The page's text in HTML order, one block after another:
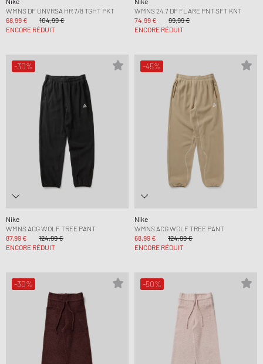
WMNS DF UNVRSA HR 7/8 TGHT PKT
68,99 €
104,99 €
ENCORE RÉDUIT
WMNS 24.7 DF FLARE PNT SFT KNT
74,99 €
99,99 €
ENCORE RÉDUIT
-30%
Nike
WMNS ACG WOLF TREE PANT
87,99 €
124,99 €
ENCORE RÉDUIT
-45%
Nike
WMNS ACG WOLF TREE PANT
68,99 €
124,99 €
ENCORE RÉDUIT
-30% -50%